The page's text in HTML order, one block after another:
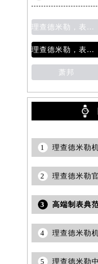
理查德米勒，表针变形
理查德米勒，表带清洗
萧邦
1
2
3
4
5